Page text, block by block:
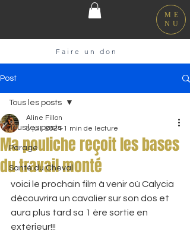
ME
NU
Faire un don
Post
Tous les posts
Parage
Santé du Cheval
Tous les posts
Ma pouliche reçoit les bases
du travail monté
Aline Fillon
8 juil. 2024 1 min de lecture
voici le prochain film à venir où Calycia
découvrira un cavalier sur son dos et
aura plus tard sa 1 ère sortie en
extérieur!!!